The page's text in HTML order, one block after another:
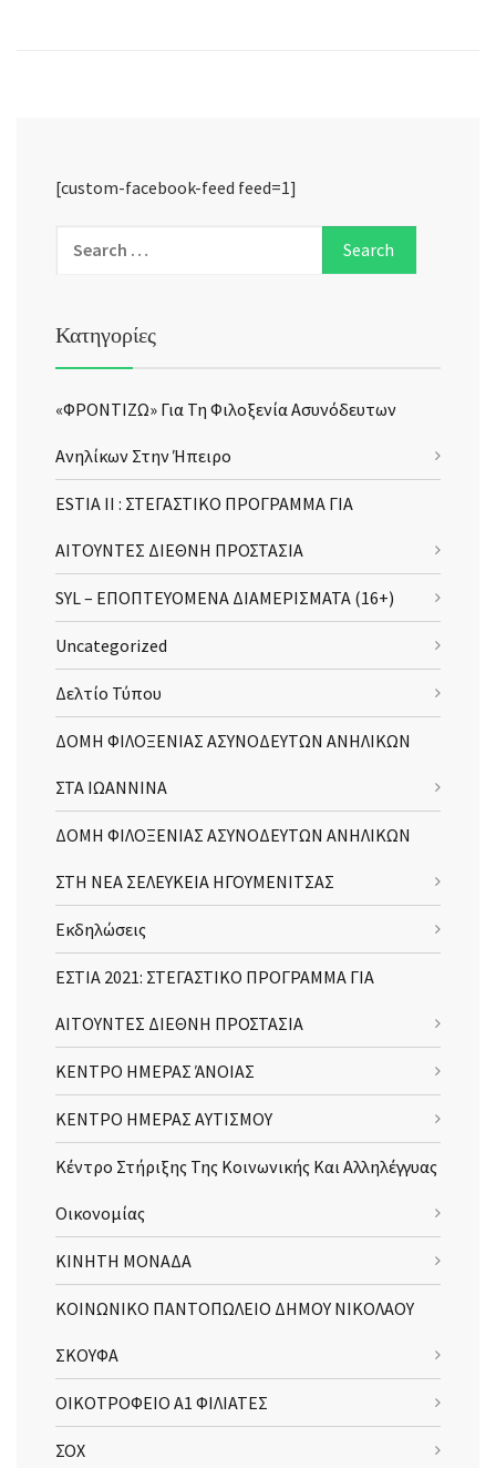
[custom-facebook-feed feed=1]
Κατηγορίες
«ΦΡΟΝΤΙΖΩ» Για Τη Φιλοξενία Ασυνόδευτων
Ανηλίκων Στην Ήπειρο
ESTIA II : ΣΤΕΓΑΣΤΙΚΟ ΠΡΟΓΡΑΜΜΑ ΓΙΑ
ΑΙΤΟΥΝΤΕΣ ΔΙΕΘΝΗ ΠΡΟΣΤΑΣΙΑ
SYL – ΕΠΟΠΤΕΥΟΜΕΝΑ ΔΙΑΜΕΡΙΣΜΑΤΑ (16+)
Uncategorized
Δελτίο Τύπου
ΔΟΜΗ ΦΙΛΟΞΕΝΙΑΣ ΑΣΥΝΟΔΕΥΤΩΝ ΑΝΗΛΙΚΩΝ
ΣΤΑ ΙΩΑΝΝΙΝΑ
ΔΟΜΗ ΦΙΛΟΞΕΝΙΑΣ ΑΣΥΝΟΔΕΥΤΩΝ ΑΝΗΛΙΚΩΝ
ΣΤΗ ΝΕΑ ΣΕΛΕΥΚΕΙΑ ΗΓΟΥΜΕΝΙΤΣΑΣ
Εκδηλώσεις
ΕΣΤΙΑ 2021: ΣΤΕΓΑΣΤΙΚΟ ΠΡΟΓΡΑΜΜΑ ΓΙΑ
ΑΙΤΟΥΝΤΕΣ ΔΙΕΘΝΗ ΠΡΟΣΤΑΣΙΑ
ΚΕΝΤΡΟ ΗΜΕΡΑΣ ΆΝΟΙΑΣ
ΚΕΝΤΡΟ ΗΜΕΡΑΣ ΑΥΤΙΣΜΟΥ
Κέντρο Στήριξης Της Κοινωνικής Και Αλληλέγγυας
Οικονομίας
ΚΙΝΗΤΗ ΜΟΝΑΔΑ
ΚΟΙΝΩΝΙΚΟ ΠΑΝΤΟΠΩΛΕΙΟ ΔΗΜΟΥ ΝΙΚΟΛΑΟΥ
ΣΚΟΥΦΑ
ΟΙΚΟΤΡΟΦΕΙΟ Α1 ΦΙΛΙΑΤΕΣ
ΣΟΧ